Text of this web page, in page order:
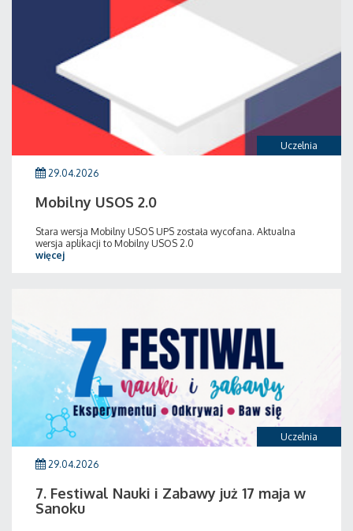
Uczelnia
29.04.2026
Mobilny USOS 2.0
Stara wersja Mobilny USOS UPS została wycofana. Aktualna
wersja aplikacji to Mobilny USOS 2.0
więcej
Uczelnia
29.04.2026
7. Festiwal Nauki i Zabawy już 17 maja w
Sanoku